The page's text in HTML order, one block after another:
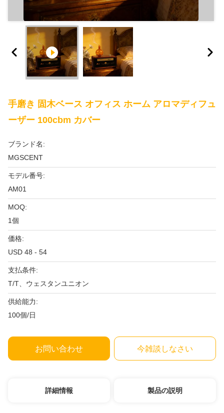
手磨き 固木ベース オフィス ホーム アロマディフュ
ーザー 100cbm カバー
ブランド名:
MGSCENT
モデル番号:
AM01
MOQ:
1個
価格:
USD 48 - 54
支払条件:
T/T、ウェスタンユニオン
供給能力:
100個/日
お問い合わせ 今雑談しなさい
詳細情報 製品の説明